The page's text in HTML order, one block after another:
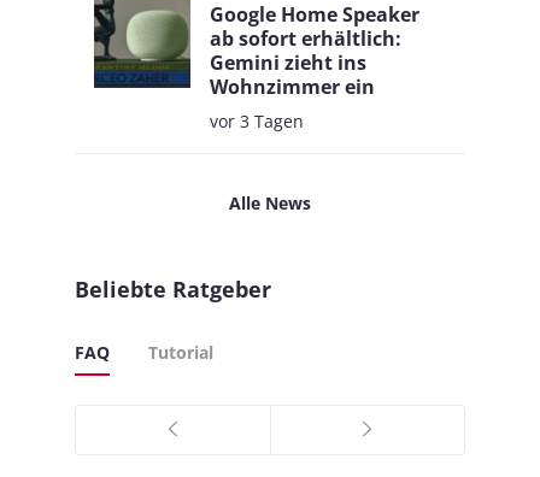
Google Home Speaker
ab sofort erhältlich:
Gemini zieht ins
Wohnzimmer ein
vor 3 Tagen
Alle News
Beliebte Ratgeber
FAQ Tutorial